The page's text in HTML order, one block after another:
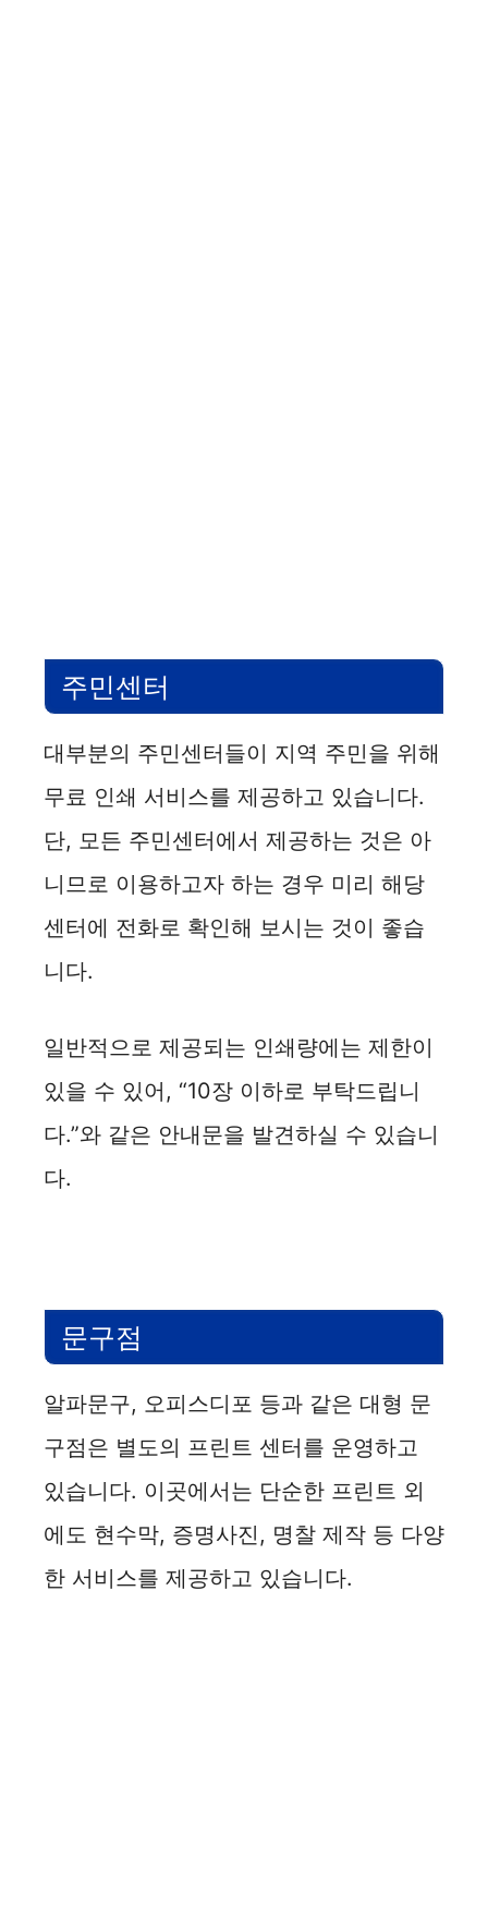
주민센터
대부분의 주민센터들이 지역 주민을 위해
무료 인쇄 서비스를 제공하고 있습니다.
단, 모든 주민센터에서 제공하는 것은 아
니므로 이용하고자 하는 경우 미리 해당
센터에 전화로 확인해 보시는 것이 좋습
니다.
일반적으로 제공되는 인쇄량에는 제한이
있을 수 있어, “10장 이하로 부탁드립니
다.”와 같은 안내문을 발견하실 수 있습니
다.
문구점
알파문구, 오피스디포 등과 같은 대형 문
구점은 별도의 프린트 센터를 운영하고
있습니다. 이곳에서는 단순한 프린트 외
에도 현수막, 증명사진, 명찰 제작 등 다양
한 서비스를 제공하고 있습니다.